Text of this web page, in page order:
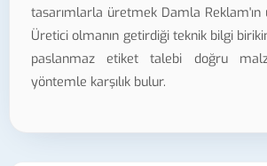
tasarımlarla üretmek Damla Reklam'ın
Üretici olmanın getirdiği teknik bilgi
paslanmaz etiket talebi doğru
yöntemle karşılık bulur.